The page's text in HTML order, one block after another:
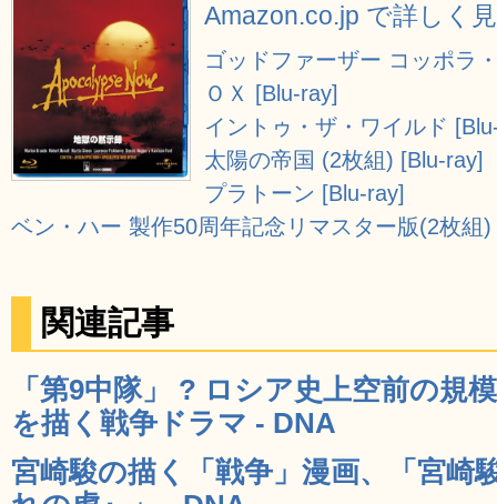
Amazon.co.jp で詳しく
ゴッドファーザー コッポラ
ＯＸ [Blu-ray]
イントゥ・ザ・ワイルド
太陽の帝国 (2枚組) [Blu-ray]
プラトーン [Blu-ray]
ベン・ハー 製作50周年記念リマスター版(2枚組
関連記事
「第9中隊」 ? ロシア史上空前の規
を描く戦争ドラマ - DNA
宮崎駿の描く「戦争」漫画、「宮崎